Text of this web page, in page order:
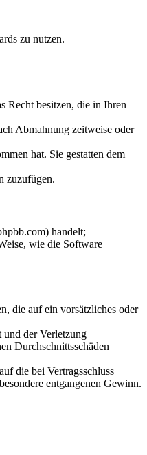
zu nutzen.
Recht besitzen, die in Ihren
Abmahnung zeitweise oder
hat. Sie gestatten dem
zuzufügen.
handelt;
wie die Software
die auf ein vorsätzliches oder
und der Verletzung
Durchschnittsschäden
die bei Vertragsschluss
entgangenen Gewinn.